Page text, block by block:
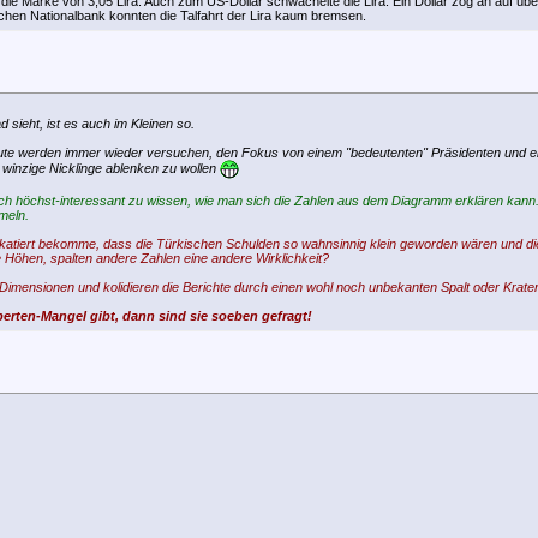
Nationalbank konnten die Talfahrt der Lira kaum bremsen.
sieht, ist es auch im Kleinen so.
werden immer wieder versuchen, den Fokus von einem "bedeutenten" Präsidenten und
Nicklinge ablenken zu wollen
höchst-interessant zu wissen, wie man sich die Zahlen aus dem Diagramm erklären
bekomme, dass die Türkischen Schulden so wahnsinnig klein geworden wären und
Höhen, spalten andere Zahlen eine andere Wirklichkeit?
und kolidieren die Berichte durch einen wohl noch unbekanten Spalt oder
Mangel gibt, dann sind sie soeben gefragt!